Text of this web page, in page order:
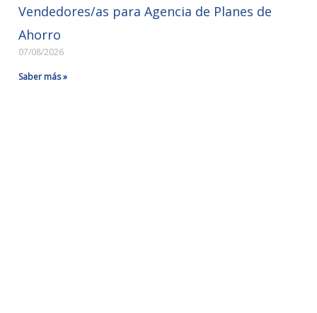
Vendedores/as para Agencia de Planes de
Ahorro
07/08/2026
Saber más »